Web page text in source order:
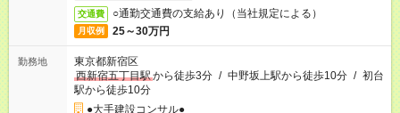
交通費 ○通勤交通費の支給あり（当社規定による）
月収例 25～30万円
勤務地
東京都新宿区
西新宿五丁目駅から徒歩3分 / 中野坂上駅から徒歩10分 / 初台
駅から徒歩10分
●大手建設コンサル●